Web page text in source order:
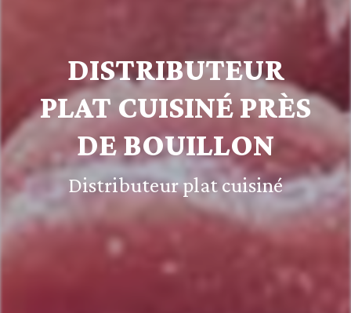
DISTRIBUTEUR
PLAT CUISINÉ PRÈS
DE BOUILLON
Distributeur plat cuisiné